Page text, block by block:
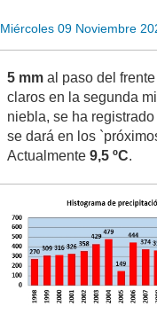
Miércoles 09 Noviembre
5 mm al paso del
claros en la segunda
niebla, se ha
se dará en los
Actualmente 9,5 ºC.